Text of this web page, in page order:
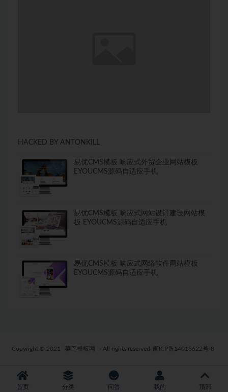
HACKED BY ANTONKILL
易优CMS模板 响应式外贸企业网站模板
EYOUCMS源码自适应手机
易优CMS模板 响应式网站设计建设网站模
板 EYOUCMS源码自适应手机
易优CMS模板 响应式网络软件网站模板
EYOUCMS源码自适应手机
Copyright © 2021 菜鸟模板网 - All rights reserved 闽ICP备14018622号-8
首页 分类 问答 我的 顶部